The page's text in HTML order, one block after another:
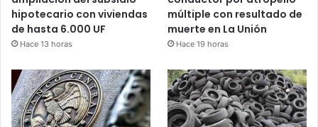
hipotecario con viviendas
de hasta 6.000 UF
Hace 13 horas
múltiple con resultado de
muerte en La Unión
Hace 19 horas